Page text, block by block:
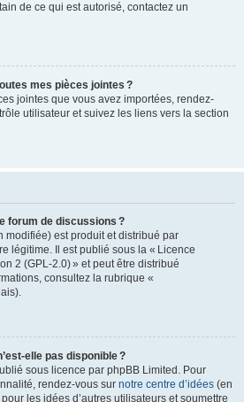
de ce qui est autorisé, contactez un
mes pièces jointes ?
jointes que vous avez importées, rendez-
utilisateur et suivez les liens vers la section
forum de discussions ?
modifiée) est produit et distribué par
légitime. Il est publié sous la « Licence
2 (GPL-2.0) » et peut être distribué
consultez la rubrique «
elle pas disponible ?
sous licence par phpBB Limited. Pour
rendez-vous sur notre centre d’idées (en
les idées d’autres utilisateurs et soumettre